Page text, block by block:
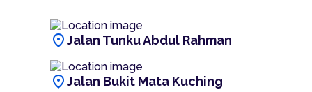
location_onJalan Tunku Abdul Rahman
location_onJalan Bukit Mata Kuching